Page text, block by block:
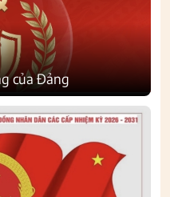
của Đảng